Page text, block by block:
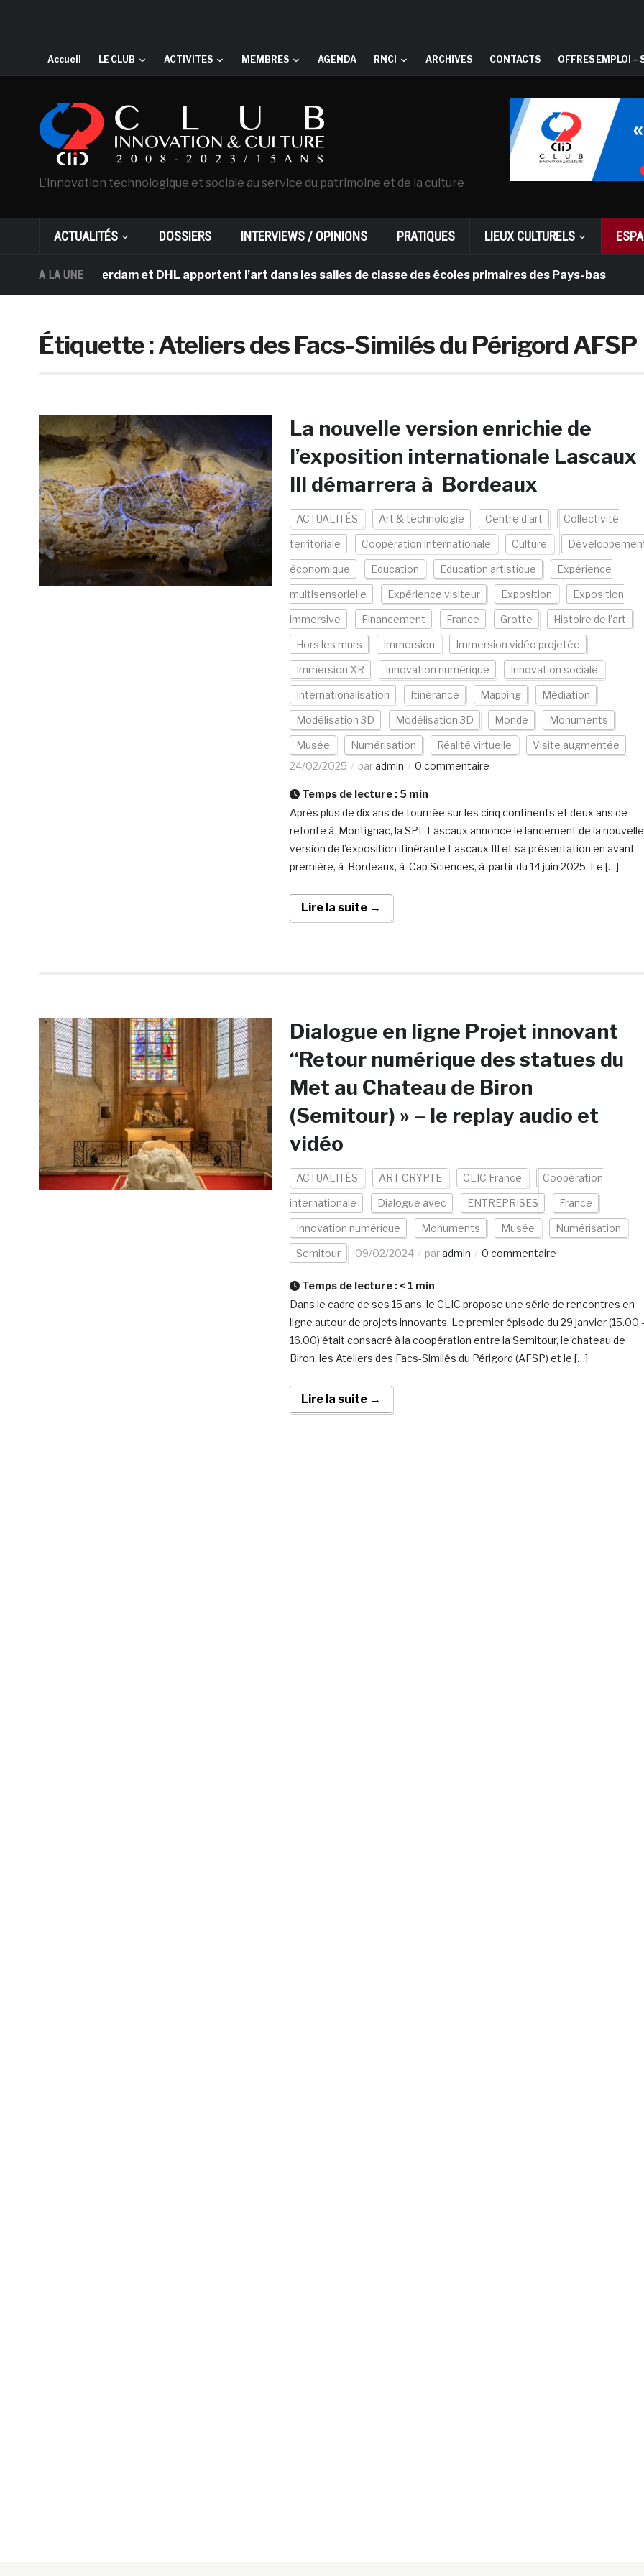
Accueil LE CLUB ACTIVITES MEMBRES AGENDA RNCI ARCHIVES CONTACTS OFFRES EMPLOI –
L'innovation technologique et sociale au service du patrimoine et de la culture
ACTUALITÉS DOSSIERS INTERVIEWS / OPINIONS PRATIQUES LIEUX CULTURELS
A LA UNE
d’Amsterdam et DHL apportent l’art dans les salles de classe des écoles primaires des Pays-bas
Étiquette :Ateliers des Facs-Similés du Périgord AFSP
La nouvelle version enrichie de
l’exposition internationale Lascaux
III démarrera à Bordeaux
ACTUALITÉS Art & technologie Centre d'art Collectivité
territoriale Coopération internationale Culture
économique Education Education artistique Expérience
multisensorielle Expérience visiteur Exposition Exposition
immersive Financement France Grotte Histoire de l'art
Hors les murs Immersion Immersion vidéo projetée
Immersion XR Innovation numérique Innovation sociale
Internationalisation Itinérance Mapping Médiation
Modélisation 3D Modélisation 3D Monde Monuments
Musée Numérisation Réalité virtuelle
Visite augmentée
24/02/2025
paradmin 0 commentaire
Temps de lecture : 5 min
Après plus de dix ans de tournée sur les cinq continents et deux ans de
refonte à Montignac, la SPL Lascaux annonce le lancement de la nouvelle
version de l’exposition itinérante Lascaux III et sa présentation en avant-
première, à Bordeaux, à Cap Sciences, à partir du 14 juin 2025. Le […]
Lire la suite →
Dialogue en ligne Projet innovant
“Retour numérique des statues du
Met au Chateau de Biron
(Semitour) » – le replay audio et
vidéo
ACTUALITÉS ART CRYPTE CLIC France Coopération
internationale Dialogue avec ENTREPRISES France
Innovation numérique Monuments Musée Numérisation
Semitour 09/02/2024 paradmin 0 commentaire
Temps de lecture : < 1 min
Dans le cadre de ses 15 ans, le CLIC propose une série de rencontres en
ligne autour de projets innovants. Le premier épisode du 29 janvier (15.00
16.00) était consacré à la coopération entre la Semitour, le chateau de
Biron, les Ateliers des Facs-Similés du Périgord (AFSP) et le […]
Lire la suite →